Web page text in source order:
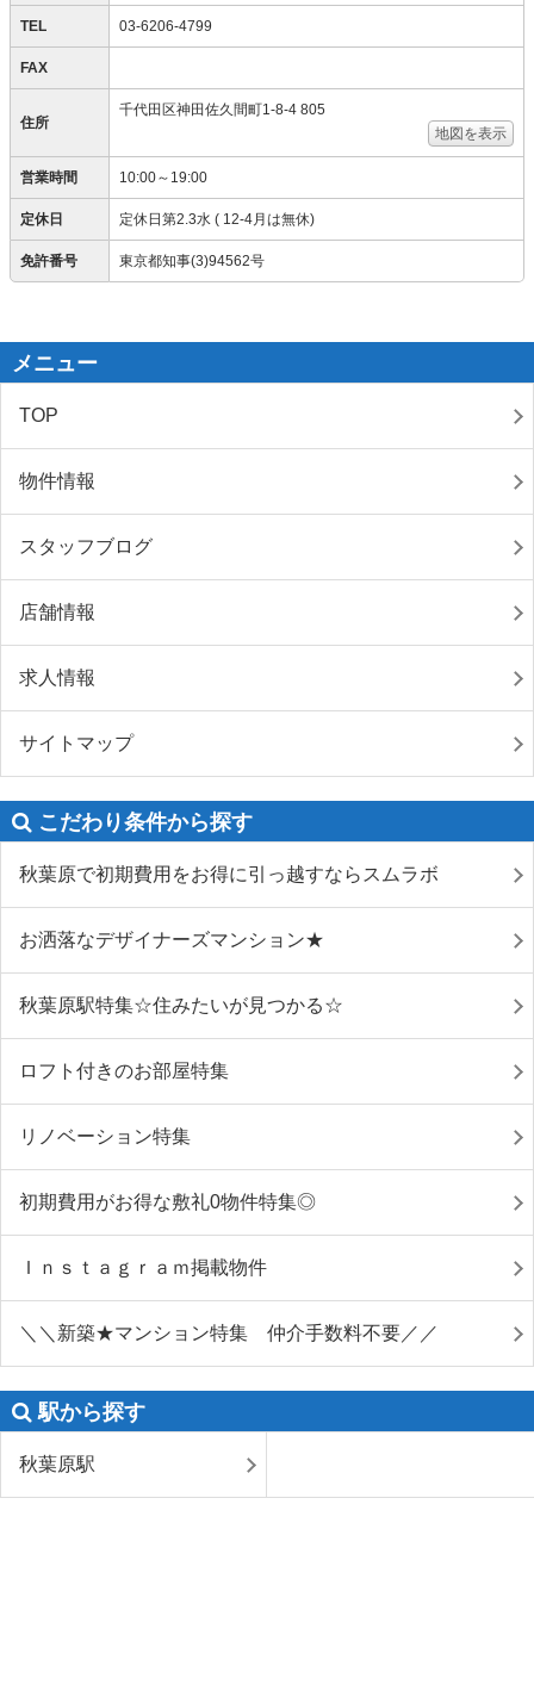
TEL 03-6206-4799
FAX
住所
千代田区神田佐久間町1-8-4 805
地図を表示
営業時間 10:00～19:00
定休日 定休日第2.3水 ( 12-4月は無休)
免許番号 東京都知事(3)94562号
メニュー
TOP
物件情報
スタッフブログ
店舗情報
求人情報
サイトマップ
こだわり条件から探す
秋葉原で初期費用をお得に引っ越すならスムラボ
お洒落なデザイナーズマンション★
秋葉原駅特集☆住みたいが見つかる☆
ロフト付きのお部屋特集
リノベーション特集
初期費用がお得な敷礼0物件特集◎
Ｉｎｓｔａｇｒａｍ掲載物件
＼＼新築★マンション特集 仲介手数料不要／／
駅から探す
秋葉原駅